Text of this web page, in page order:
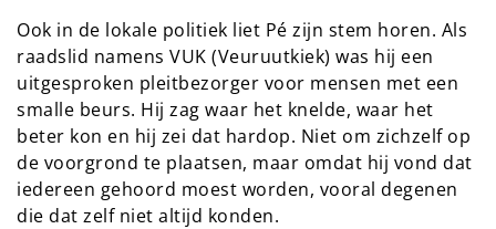
Ook in de lokale politiek liet Pé zijn stem horen. Als
raadslid namens VUK (Veuruutkiek) was hij een
uitgesproken pleitbezorger voor mensen met een
smalle beurs. Hij zag waar het knelde, waar het
beter kon en hij zei dat hardop. Niet om zichzelf op
de voorgrond te plaatsen, maar omdat hij vond dat
iedereen gehoord moest worden, vooral degenen
die dat zelf niet altijd konden.